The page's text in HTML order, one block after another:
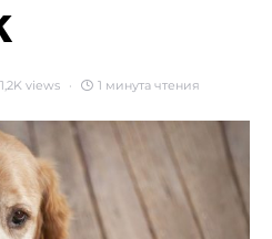
1,2K views 1 минута чтения